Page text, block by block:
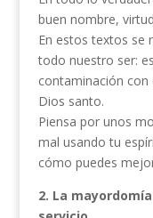
buen nombre,
En estos textos se
todo nuestro ser:
contaminación con
Dios santo.
Piensa por unos
mal usando tu
cómo puedes
2. La